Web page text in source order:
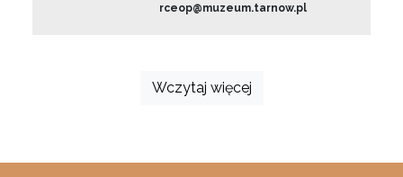
rceop@muzeum.tarnow.pl
Wczytaj więcej